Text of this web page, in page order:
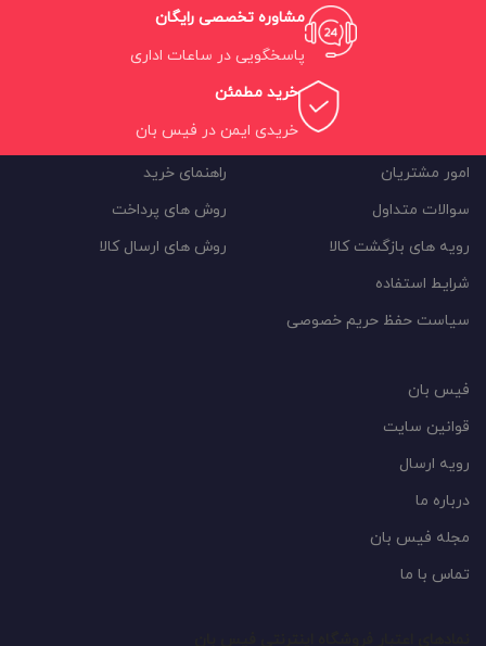
مشاوره تخصصی رایگان
پاسخگویی در ساعات اداری
خرید مطمئن
خریدی ایمن در فیس بان
امور مشتریان
سوالات متداول
رویه های بازگشت کالا
شرایط استفاده
سیاست حفظ حریم خصوصی
راهنمای خرید
روش های پرداخت
روش های ارسال کالا
فیس بان
قوانین سایت
رویه ارسال
درباره ما
مجله فیس بان
تماس با ما